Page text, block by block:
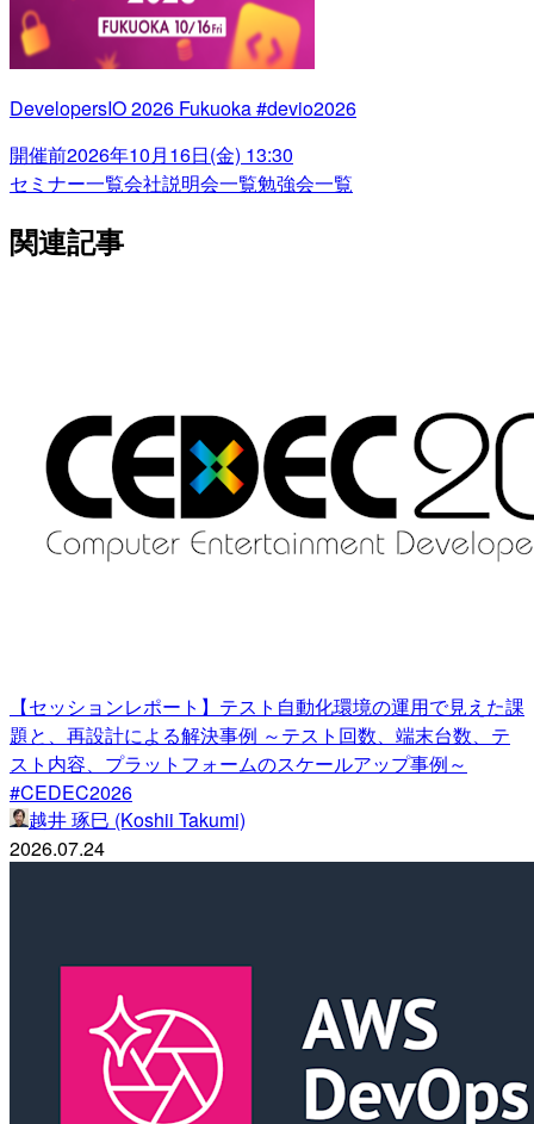
DevelopersIO 2026 Fukuoka #devio2026
開催前2026年10月16日(金) 13:30
セミナー一覧会社説明会一覧勉強会一覧
関連記事
【セッションレポート】テスト自動化環境の運用で見えた課
題と、再設計による解決事例 ～テスト回数、端末台数、テ
スト内容、プラットフォームのスケールアップ事例～
#CEDEC2026
越井 琢巳 (Koshii Takumi)
2026.07.24